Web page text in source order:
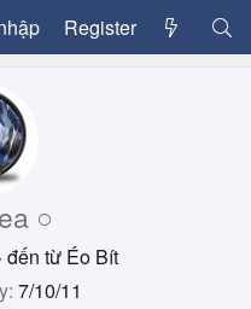
Register
○
· đến từ Éo Bít
7/10/11